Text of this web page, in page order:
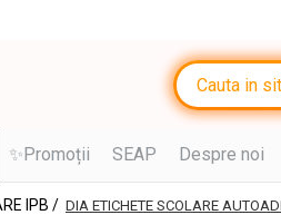
✨Promoții SEAP Despre noi
IPB / DIA ETICHETE SCOLARE